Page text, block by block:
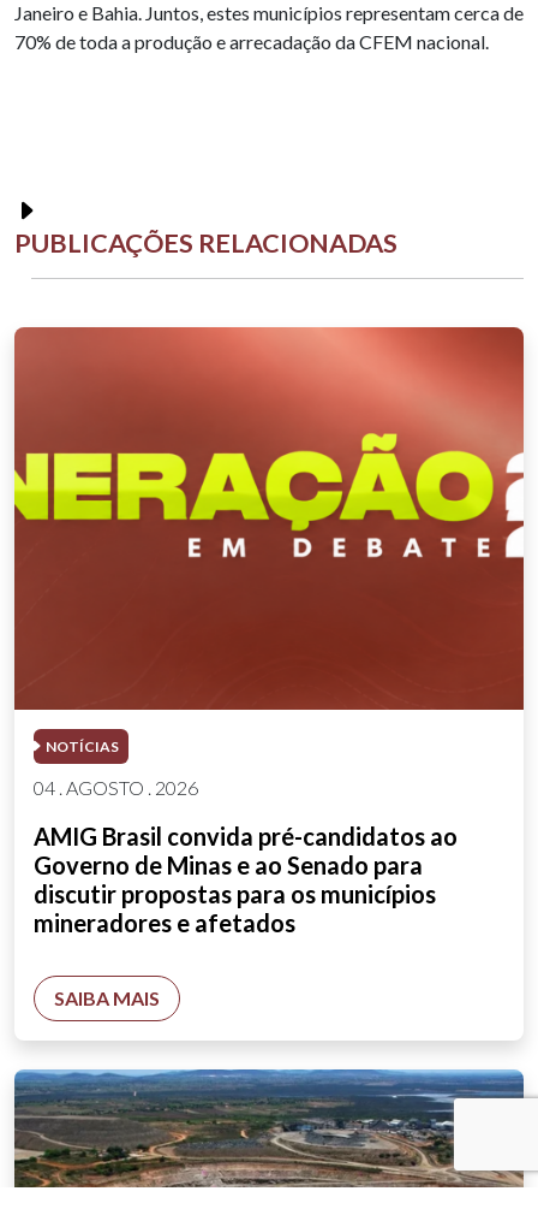
Janeiro e Bahia. Juntos, estes municípios representam cerca de
70% de toda a produção e arrecadação da CFEM nacional.
PUBLICAÇÕES RELACIONADAS
NOTÍCIAS
04 . AGOSTO . 2026
AMIG Brasil convida pré-candidatos ao
Governo de Minas e ao Senado para
discutir propostas para os municípios
mineradores e afetados
SAIBA MAIS